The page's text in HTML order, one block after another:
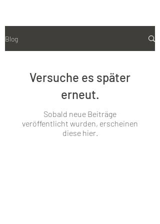
Blog
Versuche es später
erneut.
Sobald neue Beiträge
veröffentlicht wurden, erscheinen
diese hier.